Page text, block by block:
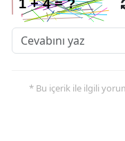
* Bu içerik ile ilgili